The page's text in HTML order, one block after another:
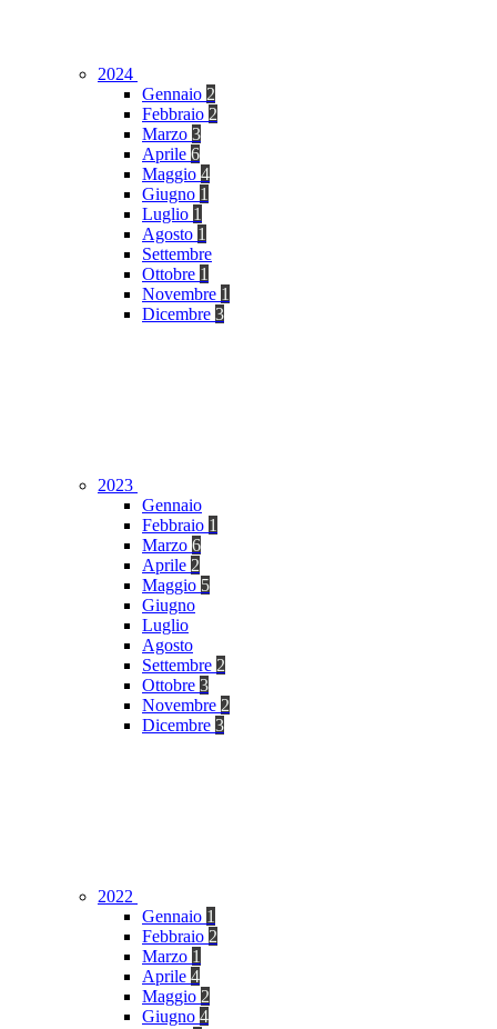
2024
Gennaio 2
Febbraio 2
Marzo 3
Aprile 6
Maggio 4
Giugno 1
Luglio 1
Agosto 1
Settembre
Ottobre 1
Novembre 1
Dicembre 3
2023
Gennaio
Febbraio 1
Marzo 6
Aprile 2
Maggio 5
Giugno
Luglio
Agosto
Settembre 2
Ottobre 3
Novembre 2
Dicembre 3
2022
Gennaio 1
Febbraio 2
Marzo 1
Aprile 4
Maggio 2
Giugno 4